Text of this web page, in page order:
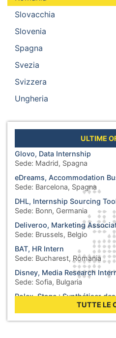
Slovacchia
Slovenia
Spagna
Svezia
Svizzera
Ungheria
ULTIME
Glovo, Data Internship
Sede: Madrid, Spagna
eDreams, Accommodation
Sede: Barcelona, Spagna
DHL, Internship Sourcing
Sede: Bonn, Germania
Deliveroo, Marketing
Sede: Brussels, Belgio
BAT, HR Intern
Sede: Bucharest, Romania
Disney, Media Research
Sede: Sofia, Bulgaria
Rolex, Stage : Synthétiser
Sede: Biel, Svizzera
TUTTE LE